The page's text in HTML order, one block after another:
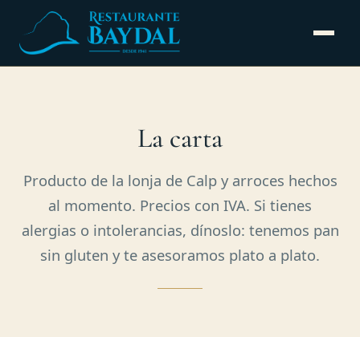
La carta
Producto de la lonja de Calp y arroces hechos
al momento. Precios con IVA. Si tienes
alergias o intolerancias, dínoslo: tenemos pan
sin gluten y te asesoramos plato a plato.